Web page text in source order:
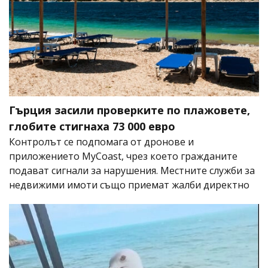
Гърция засили проверките по плажовете,
глобите стигнаха 73 000 евро
Контролът се подпомага от дронове и
приложението MyCoast, чрез което гражданите
подават сигнали за нарушения. Местните служби за
недвижими имоти също приемат жалби директно